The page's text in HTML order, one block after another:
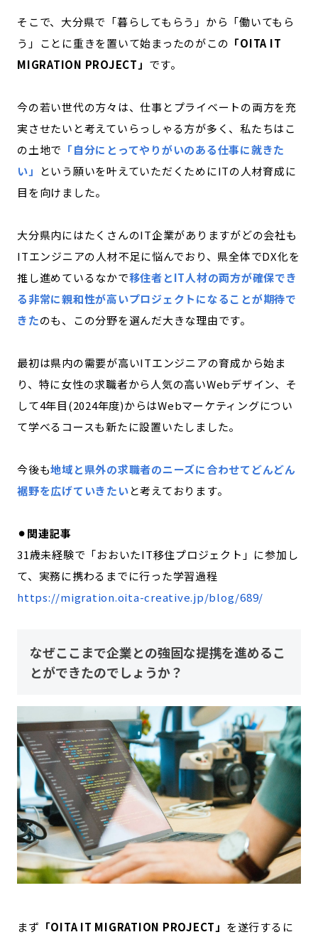
そこで、大分県で「暮らしてもらう」から「働いてもら
う」ことに重きを置いて始まったのがこの 「OITA IT
MIGRATION PROJECT」 です。
今の若い世代の方々は、仕事とプライベートの両方を充
実させたいと考えていらっしゃる方が多く、私たちはこ
の土地で 「自分にとってやりがいのある仕事に就きた
い」
という願いを叶えていただくためにITの人材育成に
目を向けました。
大分県内にはたくさんのIT企業がありますがどの会社も
ITエンジニアの人材不足に悩んでおり、県全体でDX化を
推し進めているなかで移住者とIT人材の両方が確保でき
る非常に親和性が高いプロジェクトになることが期待で
きたのも、この分野を選んだ大きな理由です。
最初は県内の需要が高いITエンジニアの育成から始ま
り、特に女性の求職者から人気の高いWebデザイン、そ
して4年目(2024年度)からはWebマーケティングについ
て学べるコースも新たに設置いたしました。
今後も地域と県外の求職者のニーズに合わせてどんどん
裾野を広げていきたいと考えております。
⚫︎関連記事
31歳未経験で「おおいたIT移住プロジェクト」に参加し
て、実務に携わるまでに行った学習過程
https://migration.oita-creative.jp/blog/689/
なぜここまで企業との強固な提携を進めるこ
とができたのでしょうか？
まず 「OITA IT MIGRATION PROJECT」 を遂行するに